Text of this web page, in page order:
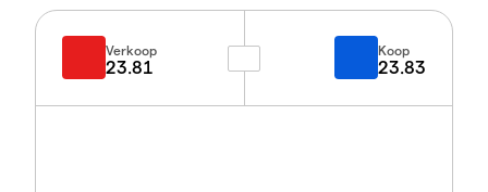
Verkoop
23.81
Koop
23.83